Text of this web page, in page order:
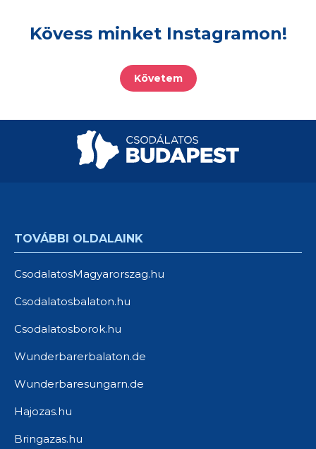
Kövess minket Instagramon!
Követem
TOVÁBBI OLDALAINK
CsodalatosMagyarorszag.hu
Csodalatosbalaton.hu
Csodalatosborok.hu
Wunderbarerbalaton.de
Wunderbaresungarn.de
Hajozas.hu
Bringazas.hu